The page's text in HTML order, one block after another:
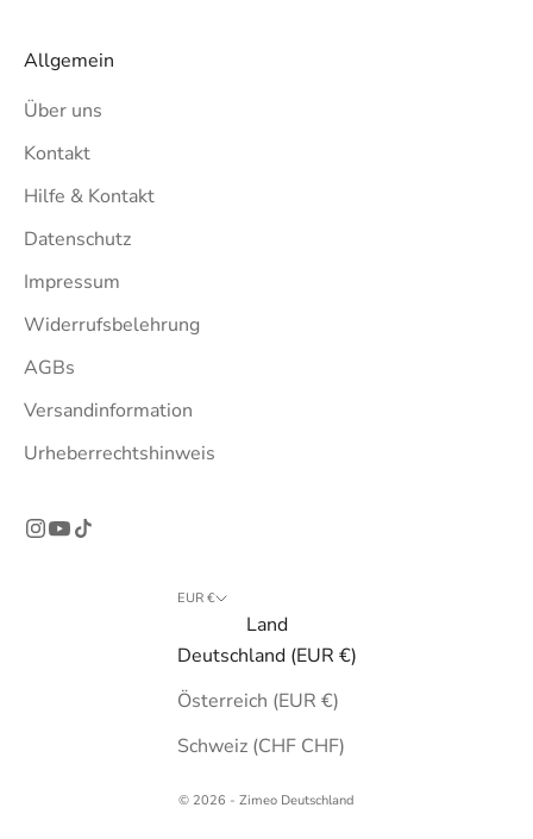
Allgemein
Über uns
Kontakt
Hilfe & Kontakt
Datenschutz
Impressum
Widerrufsbelehrung
AGBs
Versandinformation
Urheberrechtshinweis
EUR €
Land
Deutschland (EUR €)
Österreich (EUR €)
Schweiz (CHF CHF)
© 2026 - Zimeo Deutschland